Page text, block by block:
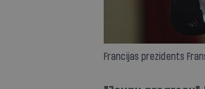
Francijas prezidents